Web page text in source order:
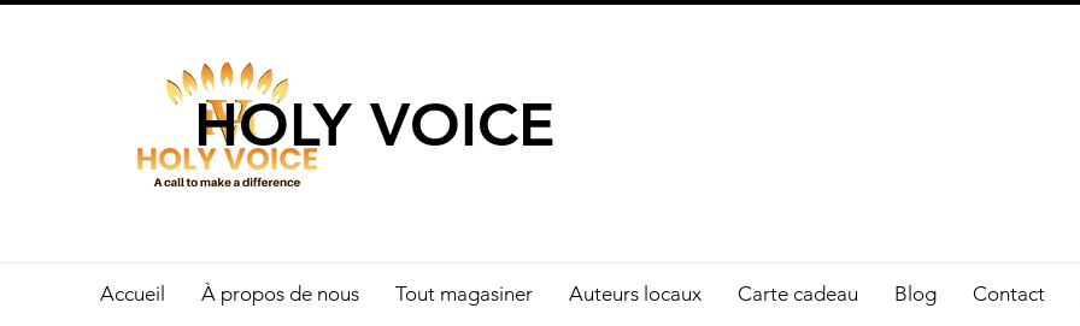
HOLY VOICE
Accueil À propos de nous Tout magasiner Auteurs locaux Carte cadeau Blog Contact